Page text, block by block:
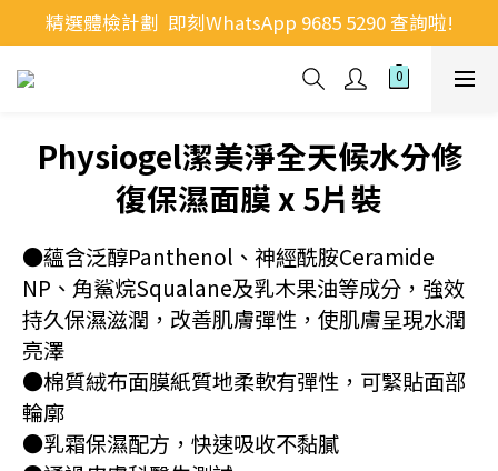
精選體檢計劃  即刻WhatsApp 9685 5290 查詢啦!
Physiogel潔美淨全天候水分修
復保濕面膜 x 5片裝
●蘊含泛醇Panthenol、神經酰胺Ceramide
NP、角鯊烷Squalane及乳木果油等成分，強效
持久保濕滋潤，改善肌膚彈性，使肌膚呈現水潤
亮澤
●棉質絨布面膜紙質地柔軟有彈性，可緊貼面部
輪廓
●乳霜保濕配方，快速吸收不黏膩